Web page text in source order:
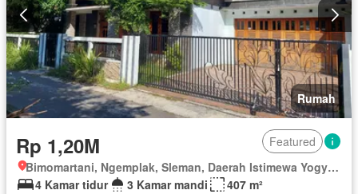
Rumah
Rp 1,20M
Featured
Bimomartani, Ngemplak, Sleman, Daerah Istimewa Yogyakarta
4 Kamar tidur
3 Kamar mandi
407 m²